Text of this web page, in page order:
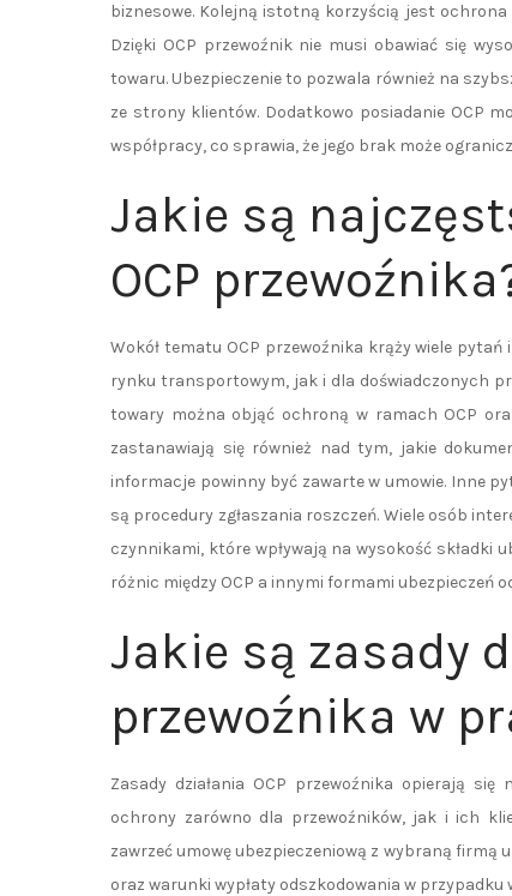
biznesowe. Kolejną istotną korzyścią jest
Dzięki OCP przewoźnik nie musi obawiać się
towaru. Ubezpieczenie to pozwala również na
ze strony klientów. Dodatkowo posiadanie OCP
współpracy, co sprawia, że jego brak może
Jakie są
OCP
Wokół tematu OCP przewoźnika krąży wiele
rynku transportowym, jak i dla doświadczonych
towary można objąć ochroną w ramach OCP
zastanawiają się również nad tym, jakie
informacje powinny być zawarte w umowie. Inne
są procedury zgłaszania roszczeń. Wiele osób
czynnikami, które wpływają na wysokość składki
różnic między OCP a innymi formami ubezpieczeń
Jakie są zasady
przewoźnika w
Zasady działania OCP przewoźnika opierają
ochrony zarówno dla przewoźników, jak i ich
zawrzeć umowę ubezpieczeniową z wybraną firmą
oraz warunki wypłaty odszkodowania w przypadku